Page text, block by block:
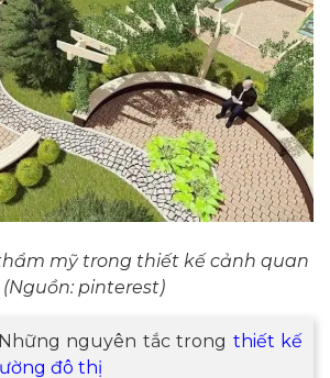
mỹ trong thiết kế cảnh quan
(Nguồn: pinterest)
Những nguyên tắc trong thiết kế
đô thị